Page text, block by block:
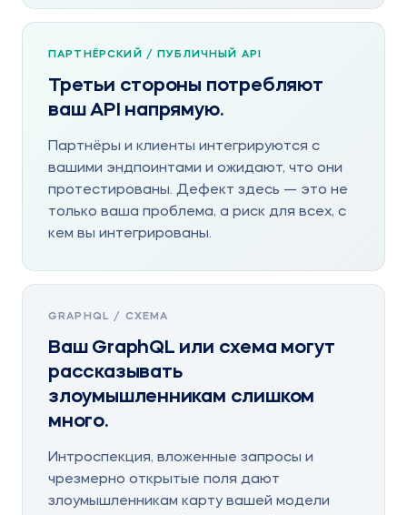
ПАРТНЁРСКИЙ / ПУБЛИЧНЫЙ API
Третьи стороны потребляют
ваш API напрямую.
Партнёры и клиенты интегрируются с
вашими эндпоинтами и ожидают, что они
протестированы. Дефект здесь — это не
только ваша проблема, а риск для всех, с
кем вы интегрированы.
GRAPHQL / СХЕМА
Ваш GraphQL или схема могут
рассказывать
злоумышленникам слишком
много.
Интроспекция, вложенные запросы и
чрезмерно открытые поля дают
злоумышленникам карту вашей модели